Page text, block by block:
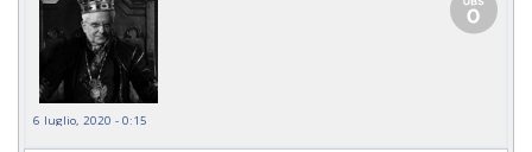
6 luglio, 2020 - 0:15